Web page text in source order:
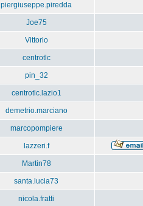
piergiuseppe.piredda
Joe75
Vittorio
centrotlc
pin_32
centrotlc.lazio1
demetrio.marciano
marcopompiere
lazzeri.f
Martin78
santa.lucia73
nicola.fratti